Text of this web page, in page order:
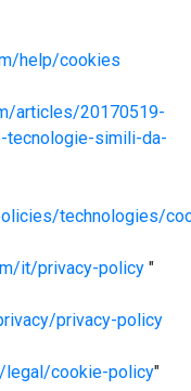
help/cookies
articles/20170519-
simili-da-
technologies/
it/privacy-policy "
privacy-policy
legal/cookie-policy"